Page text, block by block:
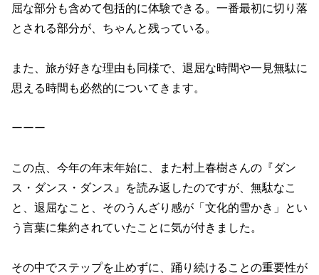
屈な部分も含めて包括的に体験できる。一番最初に切り落
とされる部分が、ちゃんと残っている。
また、旅が好きな理由も同様で、退屈な時間や一見無駄に
思える時間も必然的についてきます。
ーーー
この点、今年の年末年始に、また村上春樹さんの『ダン
ス・ダンス・ダンス』を読み返したのですが、無駄なこ
と、退屈なこと、そのうんざり感が「文化的雪かき」とい
う言葉に集約されていたことに気が付きました。
その中でステップを止めずに、踊り続けることの重要性が